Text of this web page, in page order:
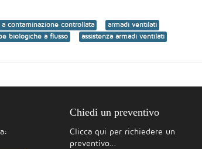
contaminazione controllata
armadi ventilati
biologiche a flusso assistenza armadi ventilati
Chiedi un preventivo
Clicca qui per richiedere un
preventivo...